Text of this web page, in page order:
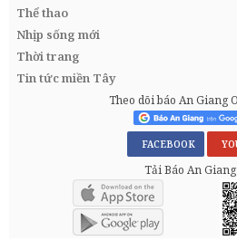
Thể thao
Nhịp sống mới
Thời trang
Tin tức miền Tây
Theo dõi báo An Giang
FACEBOOK
Tải Báo An